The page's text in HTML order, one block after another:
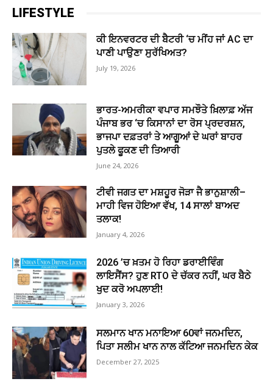
LIFESTYLE
ਕੀ ਇਨਵਰਟਰ ਦੀ ਬੈਟਰੀ ‘ਚ ਮੀਂਹ ਜਾਂ AC ਦਾ
ਪਾਣੀ ਪਾਉਣਾ ਸੁਰੱਖਿਅਤ?
July 19, 2026
ਭਾਰਤ-ਅਮਰੀਕਾ ਵਪਾਰ ਸਮਝੌਤੇ ਖ਼ਿਲਾਫ਼ ਅੱਜ
ਪੰਜਾਬ ਭਰ ‘ਚ ਕਿਸਾਨਾਂ ਦਾ ਰੋਸ ਪ੍ਰਦਰਸ਼ਨ,
ਭਾਜਪਾ ਦਫ਼ਤਰਾਂ ਤੇ ਆਗੂਆਂ ਦੇ ਘਰਾਂ ਬਾਹਰ
ਪੁਤਲੇ ਫੂਕਣ ਦੀ ਤਿਆਰੀ
June 24, 2026
ਟੀਵੀ ਜਗਤ ਦਾ ਮਸ਼ਹੂਰ ਜੋੜਾ ਜੈ ਭਾਨੁਸ਼ਾਲੀ–
ਮਾਹੀ ਵਿਜ ਹੋਇਆ ਵੱਖ, 14 ਸਾਲਾਂ ਬਾਅਦ
ਤਲਾਕ!
January 4, 2026
2026 ’ਚ ਖ਼ਤਮ ਹੋ ਰਿਹਾ ਡਰਾਈਵਿੰਗ
ਲਾਇਸੈਂਸ? ਹੁਣ RTO ਦੇ ਚੱਕਰ ਨਹੀਂ, ਘਰ ਬੈਠੇ
ਖੁਦ ਕਰੋ ਅਪਲਾਈ!
January 3, 2026
ਸਲਮਾਨ ਖਾਨ ਮਨਾਇਆ 60ਵਾਂ ਜਨਮਦਿਨ,
ਪਿਤਾ ਸਲੀਮ ਖਾਨ ਨਾਲ ਕੱਟਿਆ ਜਨਮਦਿਨ ਕੇਕ
December 27, 2025